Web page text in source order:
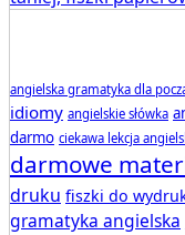
angielska gramatyka dla
idiomy angielskie słówka
darmo ciekawa lekcja
darmowe
druku fiszki do
gramatyka angielska